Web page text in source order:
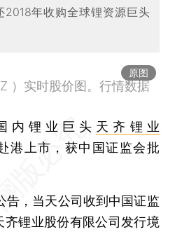
年收购全球锂资源巨头
原图
）实时股价图。行情数据
内锂业巨头 天齐锂业
港上市，获中国证监会批
，当天公司收到中国证监
锂业股份有限公司发行境